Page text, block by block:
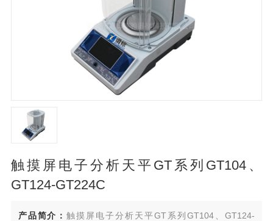
触摸屏电子分析天平GT系列GT104、
GT124-GT224C
产品简介： 触摸屏电子分析天平GT系列GT104、GT124-